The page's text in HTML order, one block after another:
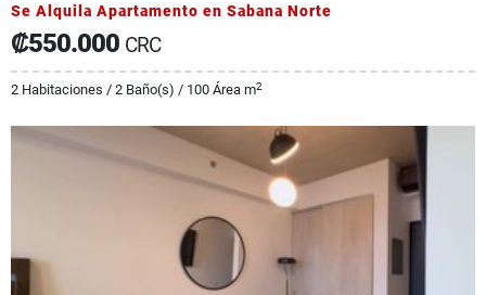
Se Alquila Apartamento en Sabana Norte
₡550.000 CRC
2 Habitaciones / 2 Baño(s) / 100 Área m2